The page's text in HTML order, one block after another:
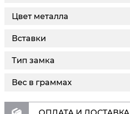
Цвет металла
Вставки
Тип замка
Вес в граммах